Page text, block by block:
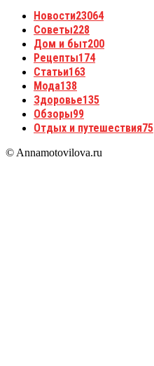
Новости23064
Советы228
Дом и быт200
Рецепты174
Статьи163
Мода138
Здоровье135
Обзоры99
Отдых и путешествия75
© Annamotovilova.ru